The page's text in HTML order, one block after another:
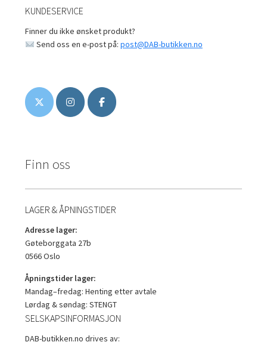
KUNDESERVICE
Finner du ikke ønsket produkt?
Send oss en e-post på: post@DAB-butikken.no
Finn oss
LAGER & ÅPNINGSTIDER
Adresse lager:
Gøteborggata 27b
0566 Oslo
Åpningstider lager:
Mandag–fredag: Henting etter avtale
Lørdag & søndag: STENGT
SELSKAPSINFORMASJON
DAB-butikken.no drives av: